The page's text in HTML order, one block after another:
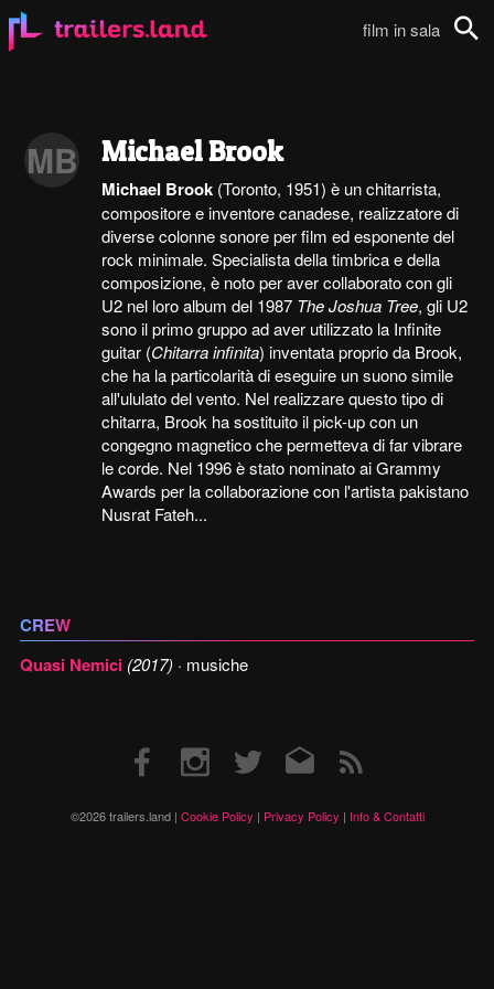
film in sala
MB Michael Brook
Michael Brook (Toronto, 1951) è un chitarrista,
compositore e inventore canadese, realizzatore di
diverse colonne sonore per film ed esponente del
rock minimale. Specialista della timbrica e della
composizione, è noto per aver collaborato con gli
U2 nel loro album del 1987 The Joshua Tree, gli U2
sono il primo gruppo ad aver utilizzato la Infinite
guitar (Chitarra infinita) inventata proprio da Brook,
che ha la particolarità di eseguire un suono simile
all'ululato del vento. Nel realizzare questo tipo di
chitarra, Brook ha sostituito il pick-up con un
congegno magnetico che permetteva di far vibrare
le corde. Nel 1996 è stato nominato ai Grammy
Awards per la collaborazione con l'artista pakistano
Nusrat Fateh...
CREW
Quasi Nemici (2017) · musiche
©2026 trailers.land | Cookie Policy | Privacy Policy | Info & Contatti